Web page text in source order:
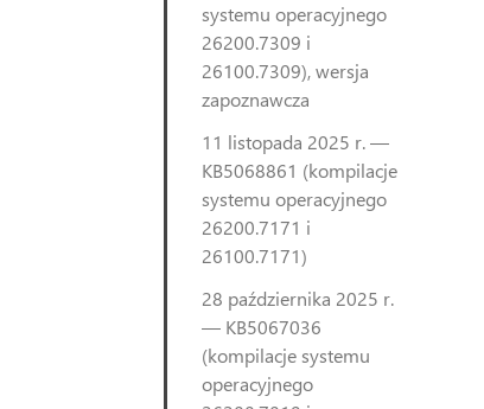
systemu operacyjnego
26200.7309 i
26100.7309), wersja
zapoznawcza
11 listopada 2025 r. —
KB5068861 (kompilacje
systemu operacyjnego
26200.7171 i
26100.7171)
28 października 2025 r.
— KB5067036
(kompilacje systemu
operacyjnego